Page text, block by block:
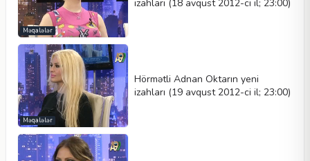
Məqalələr
izahları (18 avqust 2012-ci il; 23:00)
Məqalələr
Hörmətli Adnan Oktarın yeni
izahları (19 avqust 2012-ci il; 23:00)